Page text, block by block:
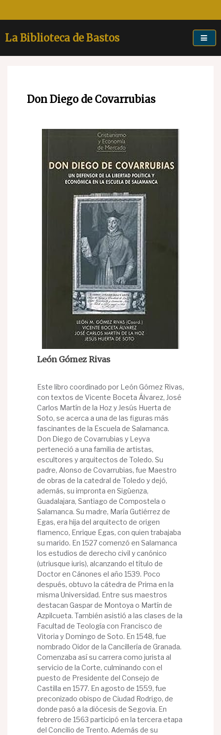
La Biblioteca de Bastos
Don Diego de Covarrubias
León Gómez Rivas
Este libro coordinado por León Gómez Rivas,
con textos de Vicente Boceta Álvarez, José
Carlos Martín de la Hoz y Jesús Huerta de
Soto, se acerca a una de las figuras más
fascinantes de la Escuela de Salamanca.
Don Diego de Covarrubias y Leyva
perteneció a una familia de artistas,
escultores y arquitectos de Toledo. Su
padre, Alonso de Covarrubias, fue Maestro
de obras de la catedral de Toledo y dejó,
además, su impronta en Sigüenza,
Guadalajara, Santiago de Compostela o
Salamanca. Su madre, María Gutiérrez de
Egas, era hija del arquitecto de origen
flamenco, Enrique Egas, con quien trabajaba
su marido. En 1527 comenzó en Salamanca
los estudios de derecho civil y canónico
(utriusque iuris), alcanzando el título de
Doctor en Cánones el año 1539. Poco
después, obtuvo la cátedra de Prima en la
misma Universidad. Entre sus maestros
destacan Gaspar de Montoya o Martín de
Azpilcueta. También asistió a las clases de la
Facultad de Teología con Francisco de
Vitoria y Domingo de Soto. En 1548, fue
nombrado Oidor de la Cancillería de Granada.
Comenzaba así su carrera como jurista al
servicio de la Corte, culminando con el
puesto de Presidente del Consejo de
Castilla en 1577. En agosto de 1559, fue
preconizado obispo de Ciudad Rodrigo, de
donde pasó a la diócesis de Segovia. En
febrero de 1563 participó en la tercera etapa
del Concilio de Trento. Además de su